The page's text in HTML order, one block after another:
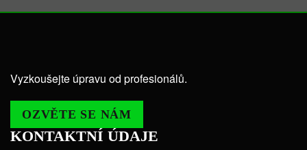
Vyzkoušejte úpravu od profesionálů.
OZVĚTE SE NÁM
KONTAKTNÍ ÚDAJE